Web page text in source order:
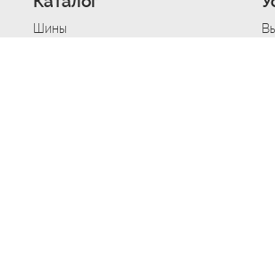
Шины